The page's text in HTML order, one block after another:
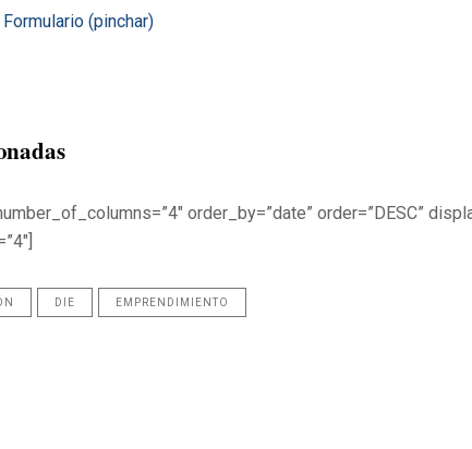
(pinchar)
order_by=”date” order=”DESC”
DIE EMPRENDIMIENTO